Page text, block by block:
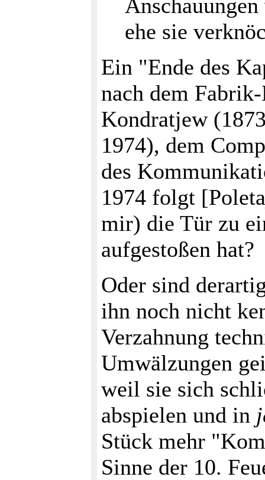
ehe sie
Ein "Ende des
nach dem
Kondratjew
1974), dem
des
1974 folgt
mir) die Tür zu
aufgestoßen hat?
Oder sind
ihn noch nicht
Verzahnung
Umwälzungen
weil sie sich
abspielen und in
Stück mehr
Sinne der 10.